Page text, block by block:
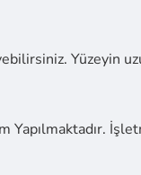
Yüzeyin
Yapılmaktadır.